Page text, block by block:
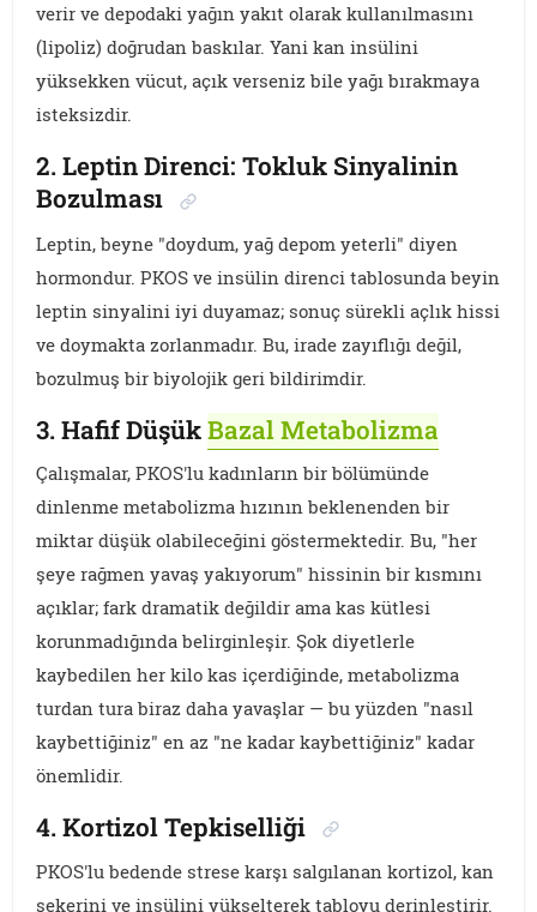
verir ve depodaki yağın yakıt olarak kullanılmasını
(lipoliz) doğrudan baskılar. Yani kan insülini
yüksekken vücut, açık verseniz bile yağı bırakmaya
isteksizdir.
2. Leptin Direnci: Tokluk Sinyalinin
Bozulması
Leptin, beyne "doydum, yağ depom yeterli" diyen
hormondur. PKOS ve insülin direnci tablosunda beyin
leptin sinyalini iyi duyamaz; sonuç sürekli açlık hissi
ve doymakta zorlanmadır. Bu, irade zayıflığı değil,
bozulmuş bir biyolojik geri bildirimdir.
3. Hafif DüşükBazal Metabolizma
Çalışmalar, PKOS'lu kadınların bir bölümünde
dinlenme metabolizma hızının beklenenden bir
miktar düşük olabileceğini göstermektedir. Bu, "her
şeye rağmen yavaş yakıyorum" hissinin bir kısmını
açıklar; fark dramatik değildir ama kas kütlesi
korunmadığında belirginleşir. Şok diyetlerle
kaybedilen her kilo kas içerdiğinde, metabolizma
turdan tura biraz daha yavaşlar — bu yüzden "nasıl
kaybettiğiniz" en az "ne kadar kaybettiğiniz" kadar
önemlidir.
4. Kortizol Tepkiselliği
PKOS'lu bedende strese karşı salgılanan kortizol, kan
şekerini ve insülini yükselterek tabloyu derinleştirir.